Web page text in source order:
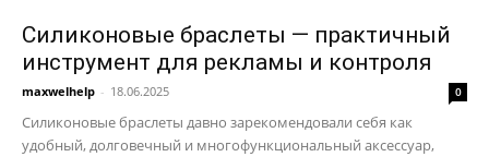
Силиконовые браслеты — практичный
инструмент для рекламы и контроля
maxwelhelp - 18.06.2025 0
Силиконовые браслеты давно зарекомендовали себя как
удобный, долговечный и многофункциональный аксессуар,